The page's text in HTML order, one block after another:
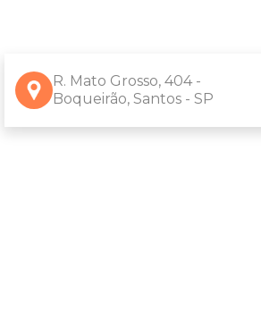
R. Mato Grosso, 404 -
Boqueirão, Santos - SP